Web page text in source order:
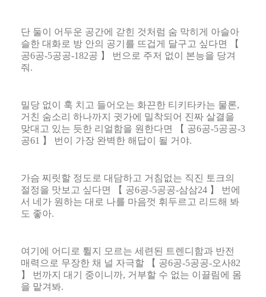
단 둘이 어두운 공간에 갇힌 것처럼 숨 막히게 아슬아
슬한 대화로 방 안의 공기를 뜨겁게 달구고 싶다면
【
공6공-5공공-182공 】
번으로 주저 없이 본능을 당겨
줘 .
밀당 없이 훅 치고 들어오는 화끈한 티키타카는 물론,
거친 숨소리 하나까지 귓가에 밀착되어 진짜 살결을
맞대고 있는 듯한 리얼함을 원한다면
【 공6공-5공공-3
공61 】 번이 가장 완벽한 해답이 될 거야.
가슴 찌릿할 정도로 대담하고 거침없는 직진 토크의
절정을 맛보고 싶다면
【 공6공-5공공-삼삼24 】
번에
서 네가 원하는 대로 나를 마음껏 휘두르고 리드해 봐
도 좋아.
여기에 어디로 튈지 모르는 세련된 트렌디함과 반전
매력으로 무장한 채 널 자극할
【 공6공-5공공-오사82
】
번까지 대기 중이니까, 거부할 수 없는 이끌림에 몸
을 맡겨봐.